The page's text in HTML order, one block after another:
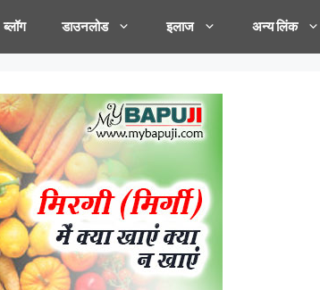
ब्लॉग डाउनलोड इलाज अन्य लिंक